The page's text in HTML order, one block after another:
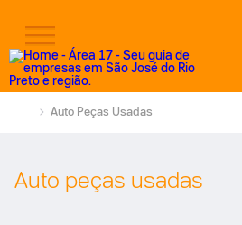
Auto Peças Usadas
Auto peças usadas